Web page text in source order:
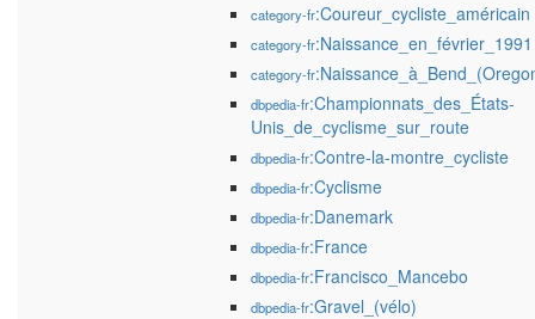
category-fr:Coureur_cycliste_américain
category-fr:Naissance_en_février_1991
category-fr
dbpedia-fr:Championnats_des_États-
Unis_de_cyclisme_sur_route
dbpedia-fr:Contre-la-montre_cycliste
dbpedia-fr:Cyclisme
dbpedia-fr:Danemark
dbpedia-fr:France
dbpedia-fr:Francisco_Mancebo
dbpedia-fr:Gravel_(vélo)